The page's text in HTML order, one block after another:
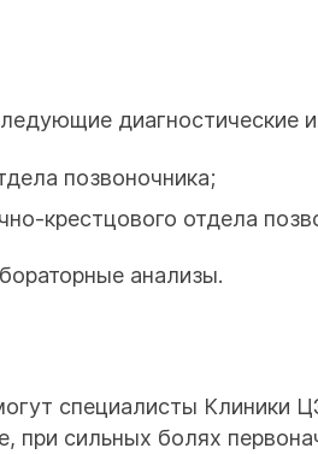
диагностические
позвоночника;
крестцового отдела
анализы.
специалисты Клиники
при сильных болях